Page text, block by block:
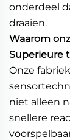
onderdeel
draaien.
Waarom
Superieure
Onze
niet alleen
snellere